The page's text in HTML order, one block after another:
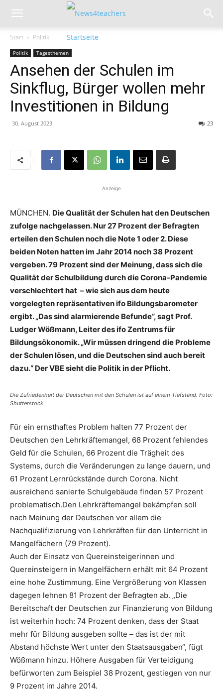
Start Politik
Politik Tagesthemen
Ansehen der Schulen im
Sinkflug, Bürger wollen mehr
Investitionen in Bildung
30. August 2023 23
Anzeige
MÜNCHEN. Die Qualität der Schulen hat den Deutschen
zufolge nachgelassen. Nur 27 Prozent der Befragten
erteilen den Schulen noch die Note 1 oder 2. Diese
beiden Noten hatten im Jahr 2014 noch 38 Prozent
vergeben. 79 Prozent sind der Meinung, dass sich die
Qualität der Schulbildung durch die Corona-Pandemie
verschlechtert hat – wie sich aus dem heute
vorgelegten repräsentativen ifo Bildungsbarometer
ergibt. „Das sind alarmierende Befunde“, sagt Prof.
Ludger Wößmann, Leiter des ifo Zentrums für
Bildungsökonomik. „Wir müssen dringend die Probleme
der Schulen lösen, und die Deutschen sind auch bereit
dazu.“ Der VBE sieht die Politik in der Pflicht.
Die Zufriedenheit der Deutschen mit den Schulen ist auf einem Tiefstand. Foto:
Shutterstock
Für ein ernsthaftes Problem halten 77 Prozent der
Deutschen den Lehrkräftemangel, 68 Prozent fehlendes
Geld für die Schulen, 66 Prozent die Trägheit des
Systems, durch die Veränderungen zu lange dauern, und
61 Prozent Lernrückstände durch Corona. Nicht
ausreichend sanierte Schulgebäude finden 57 Prozent
problematisch.Den Lehrkräftemangel bekämpfen soll
nach Meinung der Deutschen vor allem die
Nachqualifizierung von Lehrkräften für den Unterricht in
Mangelfächern (79 Prozent).
Auch der Einsatz von Quereinsteigerinnen und
Quereinsteigern in Mangelfächern erhält mit 64 Prozent
eine hohe Zustimmung. Eine Vergrößerung von Klassen
dagegen lehnen 81 Prozent der Befragten ab. „Die
Bereitschaft der Deutschen zur Finanzierung von Bildung
ist weiterhin hoch: 74 Prozent denken, dass der Staat
mehr für Bildung ausgeben sollte – das ist der mit
Abstand höchste Wert unter den Staatsausgaben“, fügt
Wößmann hinzu. Höhere Ausgaben für Verteidigung
befürworten zum Beispiel 38 Prozent, gestiegen von nur
9 Prozent im Jahre 2014.